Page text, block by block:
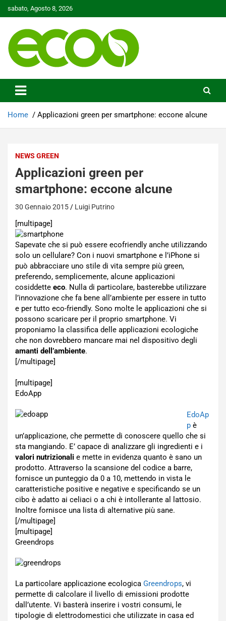
to
sabato, Agosto 8, 2026
Ecoo.it
Home Applicazioni green per smartphone: eccone alcune
NEWS GREEN
Applicazioni green per
smartphone: eccone alcune
30 Gennaio 2015 Luigi Putrino
[multipage]
Sapevate che si può essere ecofriendly anche utilizzando
solo un cellulare? Con i nuovi smartphone e l’iPhone si
può abbracciare uno stile di vita sempre più green,
preferendo, semplicemente, alcune applicazioni
cosiddette eco. Nulla di particolare, basterebbe utilizzare
l’innovazione che fa bene all’ambiente per essere in tutto
e per tutto eco-friendly. Sono molte le applicazioni che si
possono scaricare per il proprio smartphone. Vi
proponiamo la classifica delle applicazioni ecologiche
che non dovrebbero mancare mai nel dispositivo degli
amanti dell’ambiente.
[/multipage]
[multipage]
EdoApp
EdoAp
p è
un’applicazione, che permette di conoscere quello che si
sta mangiando. E’ capace di analizzare gli ingredienti e i
valori nutrizionali e mette in evidenza quanto è sano un
prodotto. Attraverso la scansione del codice a barre,
fornisce un punteggio da 0 a 10, mettendo in vista le
caratteristiche positive e negative e specificando se un
cibo è adatto ai celiaci o a chi è intollerante al lattosio.
Inoltre fornisce una lista di alternative più sane.
[/multipage]
[multipage]
Greendrops
La particolare applicazione ecologica Greendrops, vi
permette di calcolare il livello di emissioni prodotte
dall’utente. Vi basterà inserire i vostri consumi, le
tipologie di elettrodomestici che utilizzate in casa ed